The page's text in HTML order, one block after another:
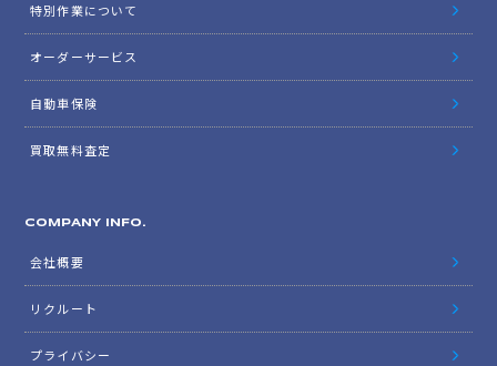
特別作業について
オーダーサービス
自動車保険
買取無料査定
COMPANY INFO.
会社概要
リクルート
プライバシー